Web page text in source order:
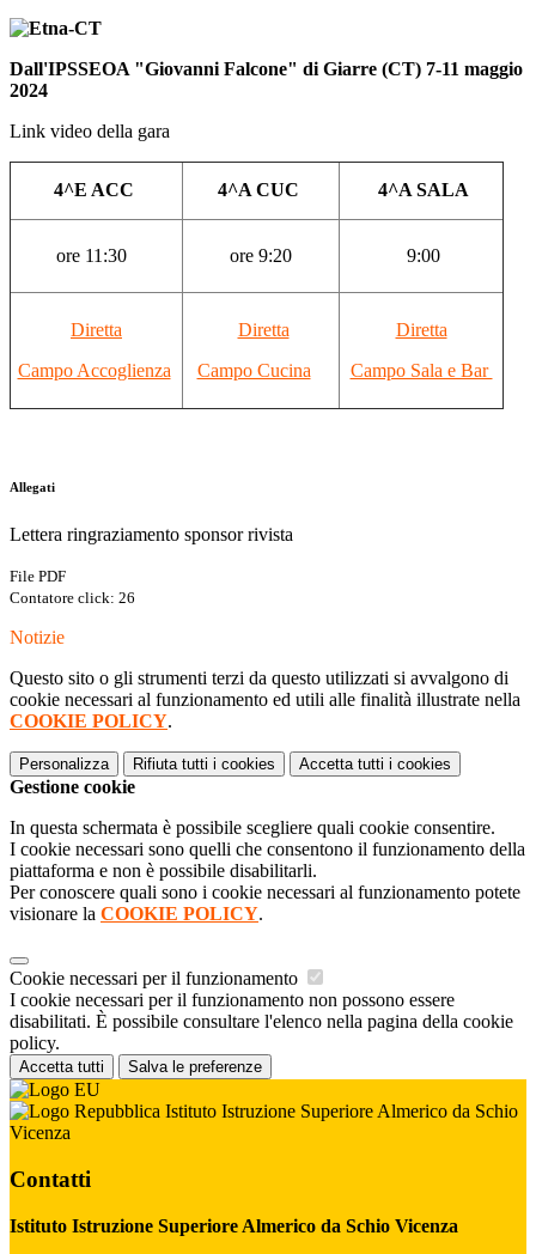
Dall'IPSSEOA "Giovanni Falcone" di Giarre (CT) 7-11 maggio
2024
Link video della gara
4^E ACC 4^A CUC 4^A SALA
ore 11:30 ore 9:20 9:00
Diretta
Campo Accoglienza
Diretta
Campo Cucina
Diretta
Campo Sala e Bar
Allegati
Lettera ringraziamento sponsor rivista
File PDF
Contatore click: 26
Notizie
Questo sito o gli strumenti terzi da questo utilizzati si avvalgono di
cookie necessari al funzionamento ed utili alle finalità illustrate nella
COOKIE POLICY.
Personalizza Rifiuta tutti i cookies Accetta tutti i cookies
Gestione cookie
In questa schermata è possibile scegliere quali cookie consentire.
I cookie necessari sono quelli che consentono il funzionamento della
piattaforma e non è possibile disabilitarli.
Per conoscere quali sono i cookie necessari al funzionamento potete
visionare la COOKIE POLICY.
Cookie necessari per il funzionamento
I cookie necessari per il funzionamento non possono essere
disabilitati. È possibile consultare l'elenco nella pagina della cookie
policy.
Accetta tutti Salva le preferenze
Istituto Istruzione Superiore Almerico da Schio
Vicenza
Contatti
Istituto Istruzione Superiore Almerico da Schio Vicenza